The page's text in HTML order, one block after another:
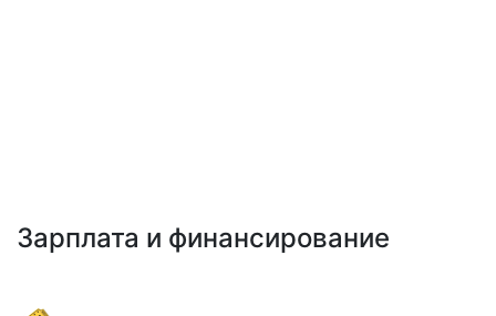
Зарплата и финансирование